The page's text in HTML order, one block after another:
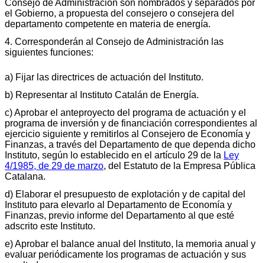
Consejo de Administración son nombrados y separados por
el Gobierno, a propuesta del consejero o consejera del
departamento competente en materia de energía.
4. Corresponderán al Consejo de Administración las
siguientes funciones:
a) Fijar las directrices de actuación del Instituto.
b) Representar al Instituto Catalán de Energía.
c) Aprobar el anteproyecto del programa de actuación y el
programa de inversión y de financiación correspondientes al
ejercicio siguiente y remitirlos al Consejero de Economía y
Finanzas, a través del Departamento de que dependa dicho
Instituto, según lo establecido en el artículo 29 de la Ley
4/1985, de 29 de marzo, del Estatuto de la Empresa Pública
Catalana.
d) Elaborar el presupuesto de explotación y de capital del
Instituto para elevarlo al Departamento de Economía y
Finanzas, previo informe del Departamento al que esté
adscrito este Instituto.
e) Aprobar el balance anual del Instituto, la memoria anual y
evaluar periódicamente los programas de actuación y sus